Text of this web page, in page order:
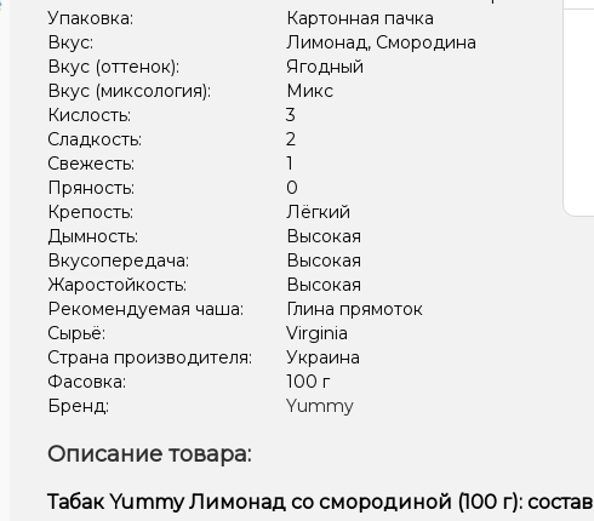
Упаковка:
Картонная пачка
Вкус:
Лимонад, Смородина
Вкус (оттенок):
Ягодный
Вкус (миксология):
Микс
Кислость:
3
Сладкость:
2
Свежесть:
1
Пряность:
0
Крепость:
Лёгкий
Дымность:
Высокая
Вкусопередача:
Высокая
Жаростойкость:
Высокая
Рекомендуемая чаша:
Глина прямоток
Сырьё:
Virginia
Страна производителя:
Украина
Фасовка:
100 г
Бренд:
Yummy
Описание товара:
Табак Yummy Лимонад со смородиной (100 г): состав